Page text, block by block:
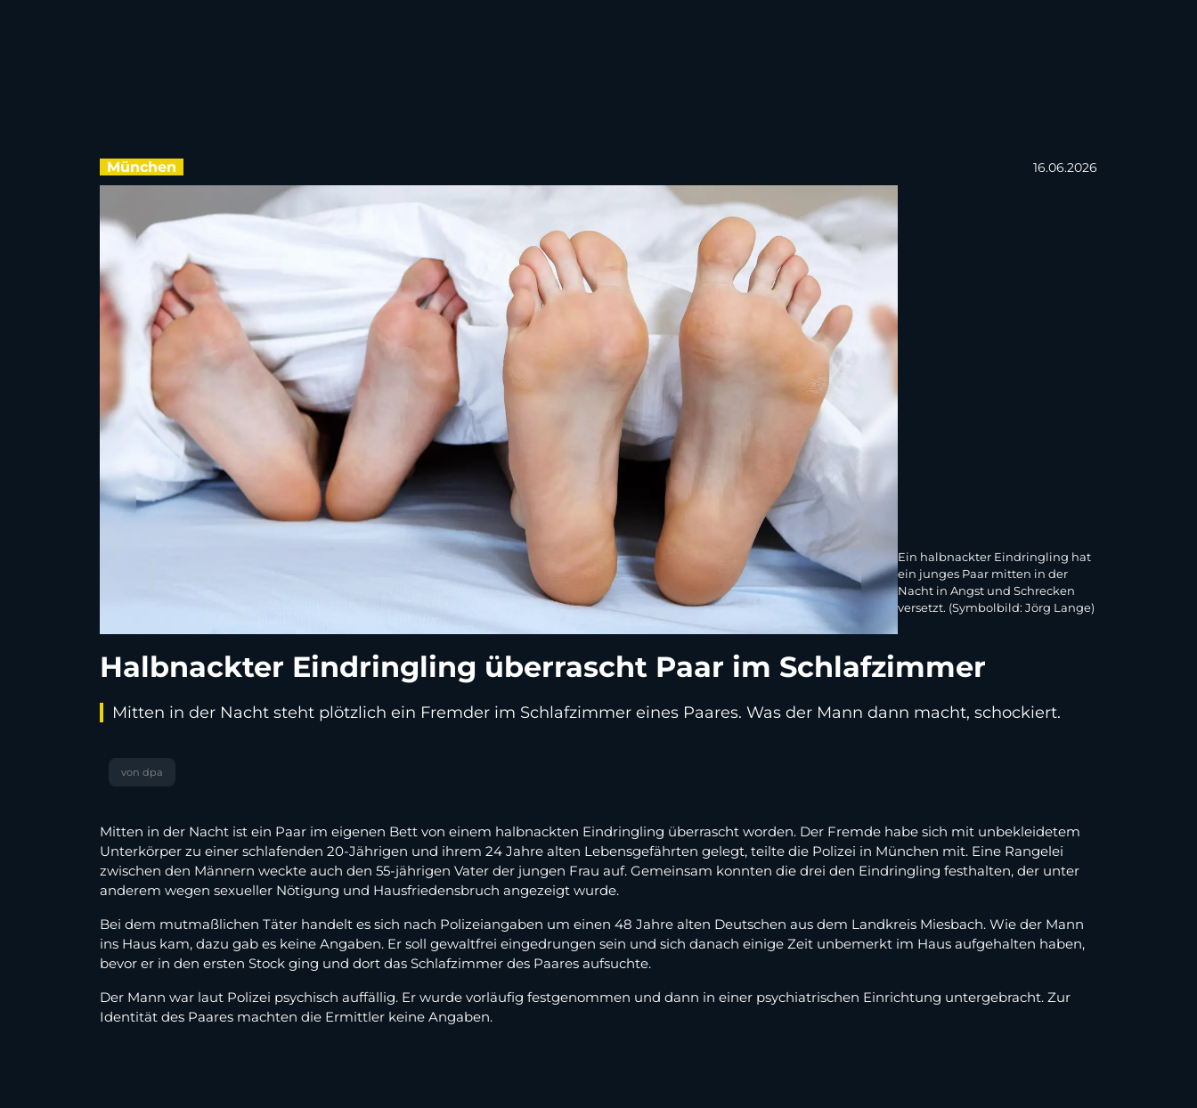
München 16.06.2026
Ein halbnackter Eindringling hat
ein junges Paar mitten in der
Nacht in Angst und Schrecken
versetzt. (Symbolbild: Jörg Lange)
Halbnackter Eindringling überrascht Paar im Schlafzimmer
Mitten in der Nacht steht plötzlich ein Fremder im Schlafzimmer eines Paares. Was der Mann dann macht, schockiert.
von dpa
Mitten in der Nacht ist ein Paar im eigenen Bett von einem halbnackten Eindringling überrascht worden. Der Fremde habe sich mit unbekleidetem
Unterkörper zu einer schlafenden 20-Jährigen und ihrem 24 Jahre alten Lebensgefährten gelegt, teilte die Polizei in München mit. Eine Rangelei
zwischen den Männern weckte auch den 55-jährigen Vater der jungen Frau auf. Gemeinsam konnten die drei den Eindringling festhalten, der unter
anderem wegen sexueller Nötigung und Hausfriedensbruch angezeigt wurde.
Bei dem mutmaßlichen Täter handelt es sich nach Polizeiangaben um einen 48 Jahre alten Deutschen aus dem Landkreis Miesbach. Wie der Mann
ins Haus kam, dazu gab es keine Angaben. Er soll gewaltfrei eingedrungen sein und sich danach einige Zeit unbemerkt im Haus aufgehalten haben,
bevor er in den ersten Stock ging und dort das Schlafzimmer des Paares aufsuchte.
Der Mann war laut Polizei psychisch auffällig. Er wurde vorläufig festgenommen und dann in einer psychiatrischen Einrichtung untergebracht. Zur
Identität des Paares machten die Ermittler keine Angaben.